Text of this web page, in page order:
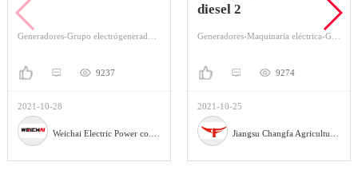
9237
2021-10-28
diesel 2
Generadores-Maquinaria eléctrica-Grupo electródiesel
9274
2021-10-25